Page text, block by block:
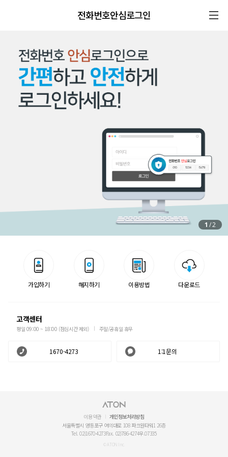
전화번호안심로그인
1 /2
가입하기 해지하기 이용방법 다운로드
고객센터
평일 09:00 ~ 18:00 (점심시간 제외) 주말/공휴일 휴무
1670-4273 1:1문의
이용약관
개인정보처리방침
서울특별시 영등포구 여의대로 108 파크원타워1 26층
Tel. 02)1670-4273Fax. 02)786-4274우.07335
© ATON Inc.